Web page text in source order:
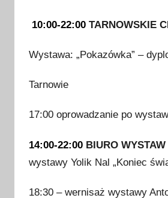
10:00-22:00 TARNOWSKIE
Wystawa: „Pokazówka” –
Tarnowie
17:00 oprowadzanie po
14:00-22:00 BIURO
wystawy Yolik Nal „Koniec
18:30 – wernisaż wystawy